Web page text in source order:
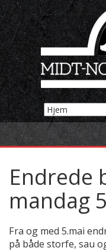
Endrede
mandag
Fra og med 5.mai
på både storfe, sau